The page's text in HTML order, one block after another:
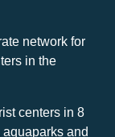
network for
in the
centers in 8
and